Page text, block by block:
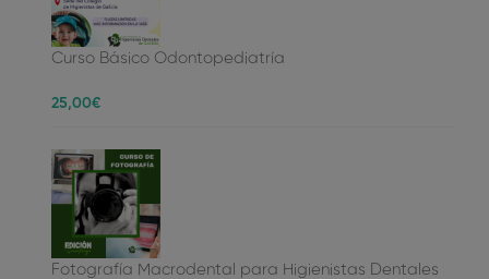
Curso Básico Odontopediatría
25,00€
Fotografía Macrodental para Higienistas Dentales